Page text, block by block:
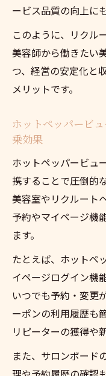
な理由
美容院リ
な効果
美容院経
策
術
予約管理が変え
美容院リ
める理由
ホットペ
顧客満足度
の選び方
美容院リ
みとは
マイペー
る影響
リクルート美
ービス品質の向上に
このように、リクル
美容師から働きたい
つ、経営の安定化と
メリットです。
ホットペッパービ
乗効果
ホットペッパービュ
携することで圧倒的
美容室やリクルート
予約やマイページ機
ます。
たとえば、ホットペ
イページログイン機
いつでも予約・変更
ーポンの利用履歴も
リピーターの獲得や
また、サロンボード